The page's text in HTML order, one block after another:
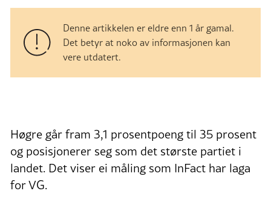
Denne artikkelen er eldre enn 1 år gamal.
Det betyr at noko av informasjonen kan
vere utdatert.
Høgre går fram 3,1 prosentpoeng til 35 prosent
og posisjonerer seg som det største partiet i
landet. Det viser ei måling som InFact har laga
for VG.